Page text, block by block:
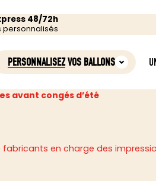
48/72h
personnalisés
PERSONNALISEZVOS BALLONS
avant congés d’été
en charge des